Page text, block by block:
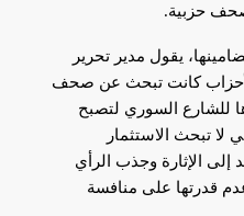
حزبية.
يقول مدير تحرير
كانت تبحث عن صحف
للشارع السوري لتصبح
تبحث الاستثمار
إلى الإثارة وجذب الرأي
قدرتها على منافسة